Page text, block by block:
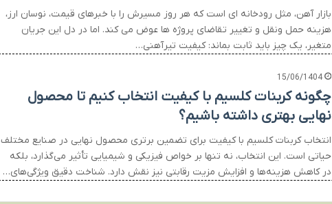
بازار آهن، مثل رودخانه ای است که هر روز مسیرش را با خبرهای قیمت، نوسان ارز،
هزینه حمل ونقل و تغییر تقاضای پروژه ها عوض می کند. اما در دل این جریان
متغیر، یک چیز باید ثابت بماند: کیفیت تیرآهنی…
15/06/1404
چگونه کربنات کلسیم با کیفیت انتخاب کنیم تا محصول
نهایی بهتری داشته باشیم؟
انتخاب کربنات کلسیم با کیفیت برای تضمین برتری محصول نهایی در صنایع مختلف
حیاتی است. این انتخاب، نه تنها بر خواص فیزیکی و شیمیایی تأثیر می‌گذارد، بلکه
در کاهش هزینه‌ها و افزایش مزیت رقابتی نیز نقش دارد. شناخت دقیق ویژگی‌های…